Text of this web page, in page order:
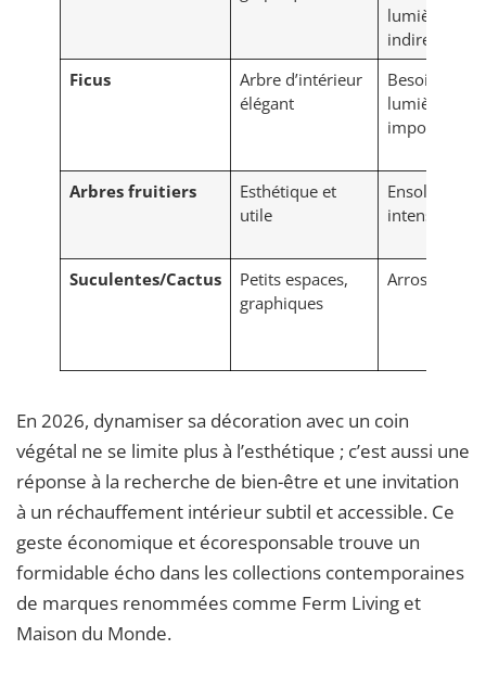
lumière
indirecte
Ficus
Arbre d’intérieur
élégant
Besoin de
lumière
importante
Arbres fruitiers
Esthétique et
utile
intense
Suculentes/Cactus
Petits espaces,
graphiques
Arrosage
En 2026, dynamiser sa décoration avec un coin
végétal ne se limite plus à l’esthétique ; c’est aussi une
réponse à la recherche de bien-être et une invitation
à un réchauffement intérieur subtil et accessible. Ce
geste économique et écoresponsable trouve un
formidable écho dans les collections contemporaines
de marques renommées comme Ferm Living et
Maison du Monde.